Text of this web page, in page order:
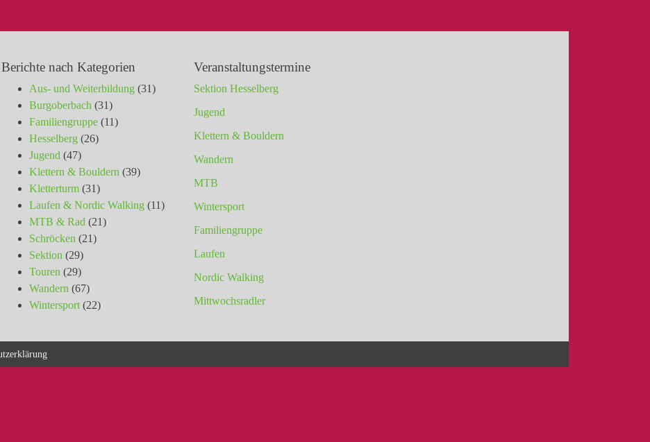
Berichte nach Kategorien
Aus- und Weiterbildung(31)
Burgoberbach (31)
Familiengruppe(11)
Hesselberg(26)
Jugend (47)
Klettern & Bouldern (39)
Kletterturm(31)
Laufen & Nordic Walking(11)
MTB & Rad (21)
Schröcken (21)
Sektion (29)
Touren (29)
Wandern (67)
Wintersport(22)
Veranstaltungstermine
Sektion Hesselberg
Jugend
Klettern & Bouldern
Wandern
MTB
Wintersport
Familiengruppe
Laufen
Nordic Walking
Mittwochsradler